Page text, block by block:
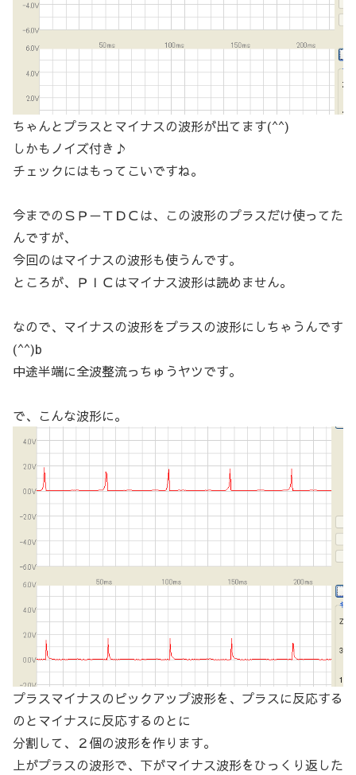
ちゃんとプラスとマイナスの波形が出てます(^^)
しかもノイズ付き♪
チェックにはもってこいですね。
今までのＳＰ－ＴＤＣは、この波形のプラスだけ使ってた
んですが、
今回のはマイナスの波形も使うんです。
ところが、ＰＩＣはマイナス波形は読めません。
なので、マイナスの波形をプラスの波形にしちゃうんです
(^^)b
中途半端に全波整流っちゅうヤツです。
で、こんな波形に。
プラスマイナスのピックアップ波形を、プラスに反応する
のとマイナスに反応するのとに
分割して、２個の波形を作ります。
上がプラスの波形で、下がマイナス波形をひっくり返した